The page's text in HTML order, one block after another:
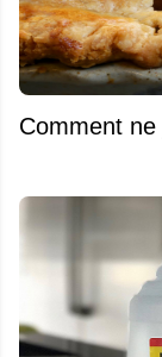
Comment